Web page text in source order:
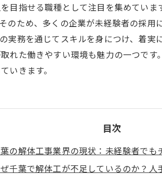
目指せる職種として注目を集めてい
のため、多くの企業が未経験者の採
実務を通じてスキルを身につけ、着
れた働きやすい環境も魅力の一つで
いきます。
目次
の解体工事業界の現状：未経験者でも
千葉で解体工が不足しているのか？人